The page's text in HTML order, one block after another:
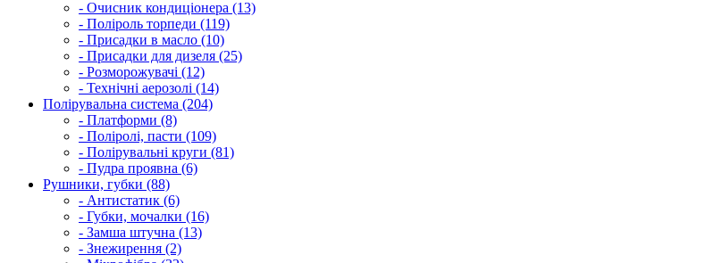
- Очисник кондиціонера (13)
- Поліроль торпеди (119)
- Присадки в масло (10)
- Присадки для дизеля (25)
- Розморожувачі (12)
- Технічні аерозолі (14)
Полірувальна система (204)
- Платформи (8)
- Поліролі, пасти (109)
- Полірувальні круги (81)
- Пудра проявна (6)
Рушники, губки (88)
- Антистатик (6)
- Губки, мочалки (16)
- Замша штучна (13)
- Знежирення (2)